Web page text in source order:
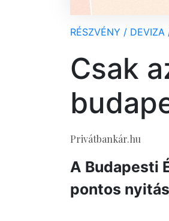
RÉSZVÉNY / DEVIZA
Csak
Privátbankár.hu
A Budapesti
pontos